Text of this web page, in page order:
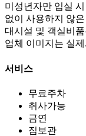
미성년자만 입실
없이 사용하지 않
대시설 및 객실비
업체 이미지는 실
서비스
무료주차
취사가능
금연
짐보관